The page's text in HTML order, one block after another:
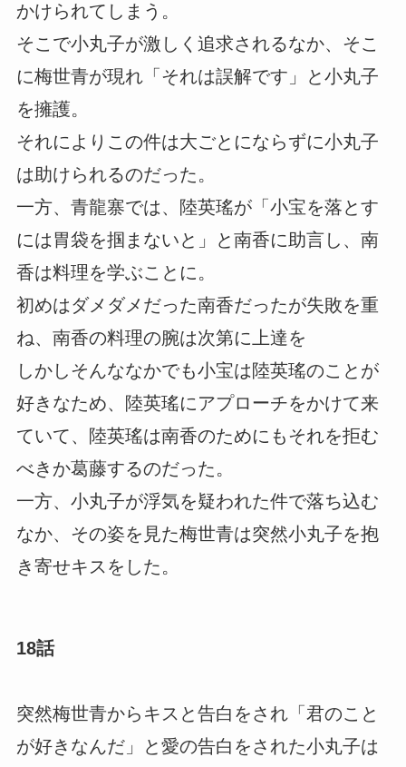
かけられてしまう。
そこで小丸子が激しく追求されるなか、そこ
に梅世青が現れ「それは誤解です」と小丸子
を擁護。
それによりこの件は大ごとにならずに小丸子
は助けられるのだった。
一方、青龍寨では、陸英瑤が「小宝を落とす
には胃袋を掴まないと」と南香に助言し、南
香は料理を学ぶことに。
初めはダメダメだった南香だったが失敗を重
ね、南香の料理の腕は次第に上達を
しかしそんななかでも小宝は陸英瑤のことが
好きなため、陸英瑤にアプローチをかけて来
ていて、陸英瑤は南香のためにもそれを拒む
べきか葛藤するのだった。
一方、小丸子が浮気を疑われた件で落ち込む
なか、その姿を見た梅世青は突然小丸子を抱
き寄せキスをした。
18話
突然梅世青からキスと告白をされ「君のこと
が好きなんだ」と愛の告白をされた小丸子は